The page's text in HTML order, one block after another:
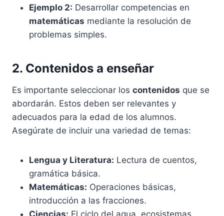
Ejemplo 2: Desarrollar competencias en
matemáticas mediante la resolución de
problemas simples.
2. Contenidos a enseñar
Es importante seleccionar los contenidos que se
abordarán. Estos deben ser relevantes y
adecuados para la edad de los alumnos.
Asegúrate de incluir una variedad de temas:
Lengua y Literatura: Lectura de cuentos,
gramática básica.
Matemáticas: Operaciones básicas,
introducción a las fracciones.